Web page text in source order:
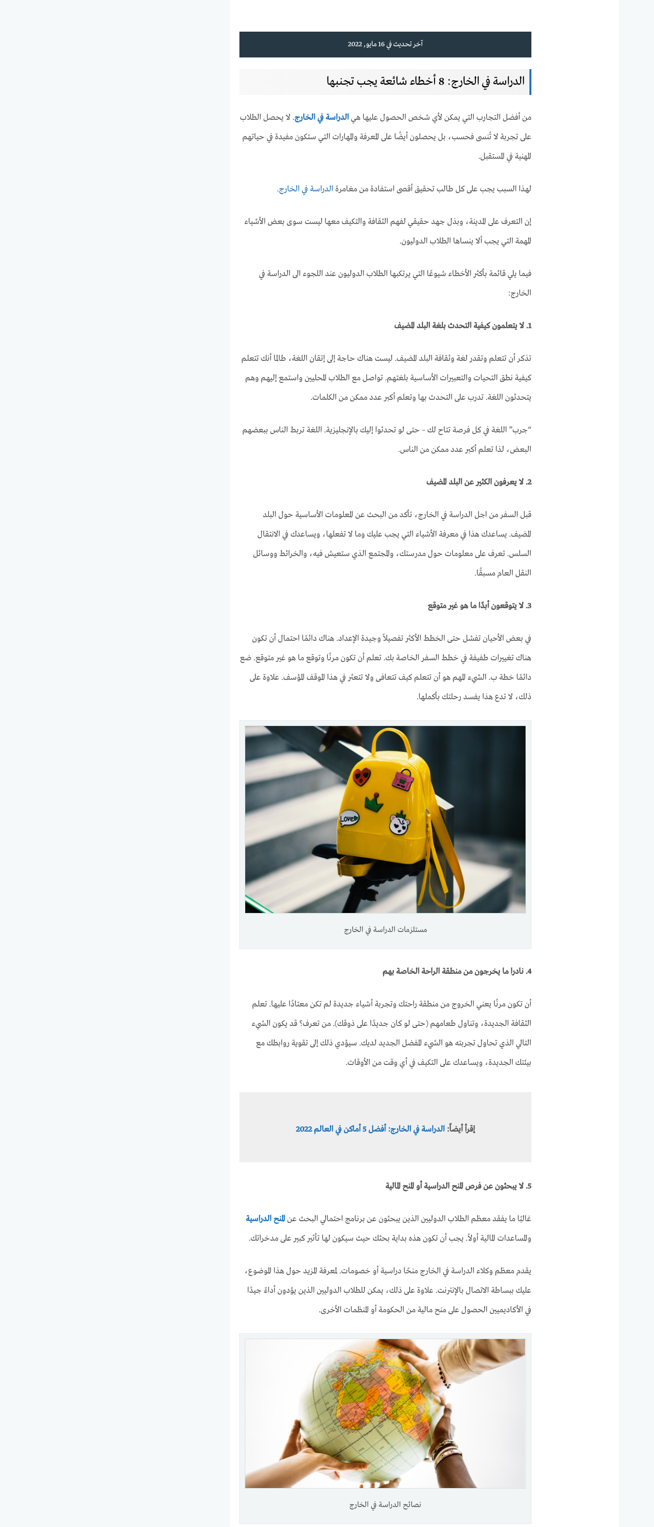
آخر تحديث في 16 مايو, 2022
الدراسة في الخارج: 8 أخطاء شائعة يجب تجنبها
من أفضل التجارب التي يمكن لأي شخص الحصول عليها هيالدراسة في الخارج. لا يحصل الطلاب
على تجربة لا تُنسى فحسب، بل يحصلون أيضًا على المعرفة والمهارات التي ستكون مفيدة في حياتهم
المهنية في المستقبل.
لهذا السبب يجب على كل طالب تحقيق أقصى استفادة من مغامرة الدراسة في الخارج.
إن التعرف على المدينة، وبذل جهد حقيقي لفهم الثقافة والتكيف معها ليست سوى بعض الأشياء
المهمة التي يجب ألا ينساها الطلاب الدوليون.
فيما يلي قائمة بأكثر الأخطاء شيوعًا التي يرتكبها الطلاب الدوليون عند اللجوء الى الدراسة في
الخارج:
1. لا يتعلمون كيفية التحدث بلغة البلد المضيف
تذكر أن تتعلم وتقدر لغة وثقافة البلد المضيف. ليست هناك حاجة إلى إتقان اللغة، طالما أنك تتعلم
كيفية نطق التحيات والتعبيرات الأساسية بلغتهم. تواصل مع الطلاب المحليين واستمع إليهم وهم
يتحدثون اللغة. تدرب على التحدث بها وتعلم أكبر عدد ممكن من الكلمات.
“جرب” اللغة في كل فرصة تتاح لك – حتى لو تحدثوا إليك بالإنجليزية. اللغة تربط الناس ببعضهم
البعض، لذا تعلم أكبر عدد ممكن من الناس.
2. لا يعرفون الكثير عن البلد المضيف
قبل السفر من اجل الدراسة في الخارج، تأكد من البحث عن المعلومات الأساسية حول البلد
المضيف. يساعدك هذا في معرفة الأشياء التي يجب عليك وما لا تفعلها، ويساعدك في الانتقال
السلس. تعرف على معلومات حول مدرستك، والمجتمع الذي ستعيش فيه، والخرائط ووسائل
النقل العام مسبقًا.
3. لا يتوقعون أبدًا ما هو غير متوقع
في بعض الأحيان تفشل حتى الخطط الأكثر تفصيلاً وجيدة الإعداد. هناك دائمًا احتمال أن تكون
هناك تغييرات طفيفة في خطط السفر الخاصة بك. تعلم أن تكون مرنًا وتوقع ما هو غير متوقع. ضع
دائمًا خطة ب. الشيء المهم هو أن تتعلم كيف تتعافى ولا تتعثر في هذا الموقف المؤسف. علاوة على
ذلك، لا تدع هذا يفسد رحلتك بأكملها.
مستلزمات الدراسة في الخارج
4. نادرا ما يخرجون من منطقة الراحة الخاصة بهم
أن تكون مرنًا يعني الخروج من منطقة راحتك وتجربة أشياء جديدة لم تكن معتادًا عليها. تعلم
الثقافة الجديدة، وتناول طعامهم (حتى لو كان جديدًا على ذوقك). من تعرف؟ قد يكون الشيء
التالي الذي تحاول تجربته هو الشيء المفضل الجديد لديك. سيؤدي ذلك إلى تقوية روابطك مع
بيئتك الجديدة، ويساعدك على التكيف في أي وقت من الأوقات.
إقرأ أيضاً: الدراسة في الخارج: أفضل 5 أماكن في العالم 2022
5. لا يبحثون عن فرص المنح الدراسية أو المنح المالية
غالبًا ما يفقد معظم الطلاب الدوليين الذين يبحثون عن برنامج احتمالي البحث عنالمنح الدراسية
والمساعدات المالية أولاً. يجب أن تكون هذه بداية بحثك حيث سيكون لها تأثير كبير على مدخراتك.
يقدم معظم وكلاء الدراسة في الخارج منحًا دراسية أو خصومات. لمعرفة المزيد حول هذا الموضوع،
عليك ببساطة الاتصال بالإنترنت. علاوة على ذلك، يمكن للطلاب الدوليين الذين يؤدون أداءً جيدًا
في الأكاديميين الحصول على منح مالية من الحكومة أو المنظمات الأخرى.
نصائح الدراسة في الخارج